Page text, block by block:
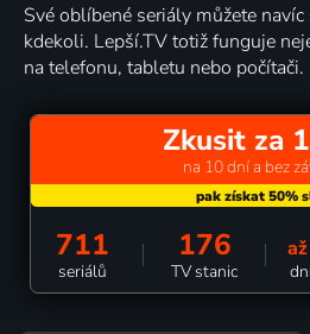
Své oblíbené seriály můžete
kdekoli. Lepší.TV totiž funguje
na telefonu, tabletu nebo počítači.
Zkusit za
na 10 dní a bez
711
seriálů
176
TV stanic
až